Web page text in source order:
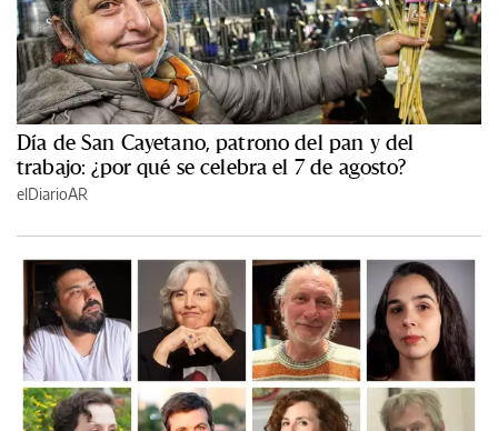
Día de San Cayetano, patrono del pan y del
trabajo: ¿por qué se celebra el 7 de agosto?
elDiarioAR